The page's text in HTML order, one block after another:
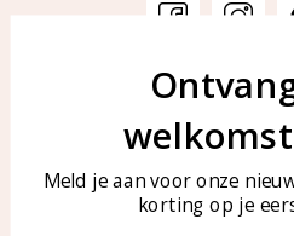
Veelgestelde vragen
Sieraden onderhouden
Meld je aan voor onze
korting op je